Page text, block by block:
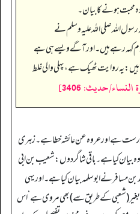
ہونے کا بیان۔
رسول اللہ صلی اللہ علیہ وسلم نے
کہہ رہے ہیں۔ اور آگے ویسے ہی ہے
ہیں: یہ روایت ٹھیک ہے، پہلی والی غلط
حدیث: 3406]
ہے اور عروہ عن عائشہ خطا ہے۔ زہری
بیان کیا ہے۔ باقی شاگردوں: شعیب بن ابی
بن مسافر نے ابوسلمہ بیان کیا ہے۔ اور یہی
(شعبی کے طریق سے) بھی مروی ہے‘ اس